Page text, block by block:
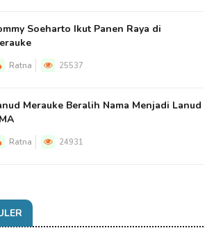
Soeharto Ikut Panen Raya di
Ratna 25537
Merauke Beralih Nama Menjadi Lanud
Ratna 24931